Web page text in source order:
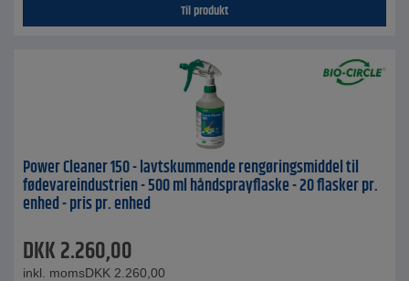
Til produkt
Power Cleaner 150 - lavtskummende rengøringsmiddel til
fødevareindustrien - 500 ml håndsprayflaske - 20 flasker pr.
enhed - pris pr. enhed
DKK2.260,00
inkl. momsDKK 2.260,00